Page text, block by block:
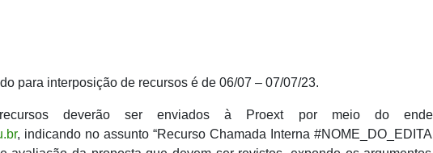
para interposição de recursos é de 06/07 – 07/07/23.
deverão ser enviados à Proext por meio do
, indicando no assunto “Recurso Chamada Interna